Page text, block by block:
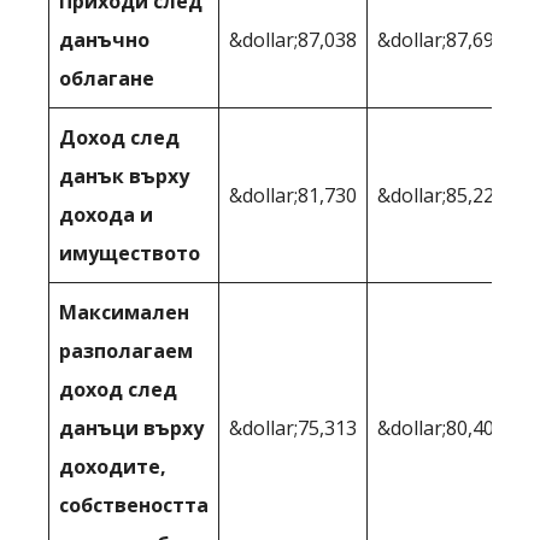
данъчно
облагане
&dollar;87,038 &dollar;87,694
Доход след
данък върху
дохода и
имуществото
&dollar;81,730 &dollar;85,224
Максимален
разполагаем
доход след
данъци върху
доходите,
собствеността
&dollar;75,313 &dollar;80,400